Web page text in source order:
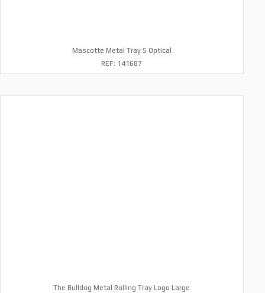
Mascotte Metal Tray S Optical
REF: 141687
The Bulldog Metal Rolling Tray Logo Large